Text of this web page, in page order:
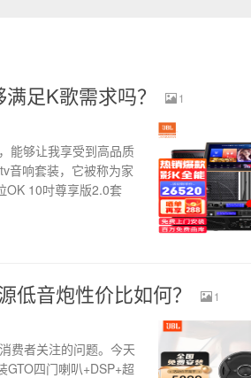
足K歌需求吗？
1
能够让我享受到高品质
音响套装，它被称为家
OK 10吋尊享版2.0套
低音炮性价比如何？
1
费者关注的问题。今天
四门喇叭+DSP+超